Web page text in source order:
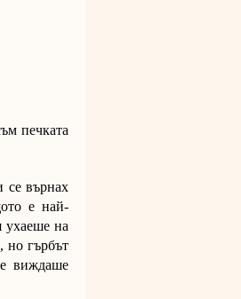
печката
се върнах
е най-
ухаеше на
но гърбът
виждаше